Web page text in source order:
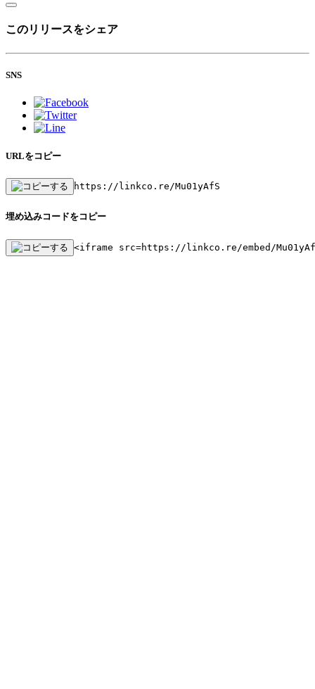
このリリースをシェア
SNS
URLをコピー
https://linkco.re/Mu01yAfS
埋め込みコードをコピー
<iframe src=https://linkco.re/embed/